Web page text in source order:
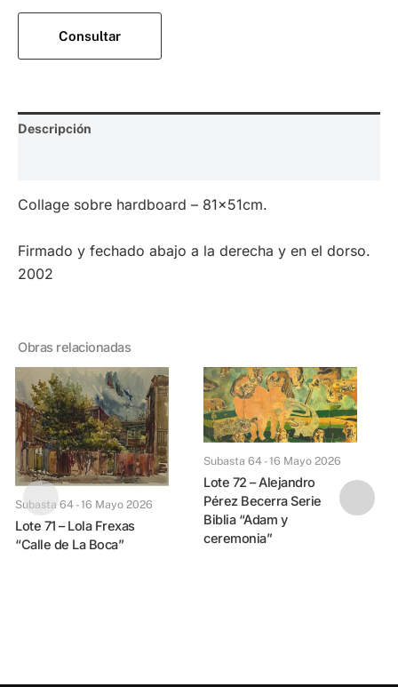
Consultar
Descripción
Collage sobre hardboard – 81x51cm.
Firmado y fechado abajo a la derecha y en el dorso.
2002
Obras relacionadas
Subasta 64 - 16 Mayo 2026
Lote 71 – Lola Frexas
“Calle de La Boca”
Subasta 64 - 16 Mayo 2026
Lote 72 – Alejandro
Pérez Becerra Serie
Biblia “Adam y
ceremonia”